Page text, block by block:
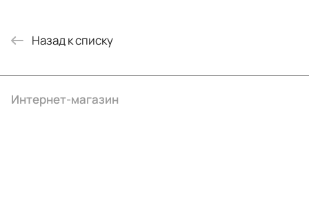
Назад к списку
Интернет-магазин